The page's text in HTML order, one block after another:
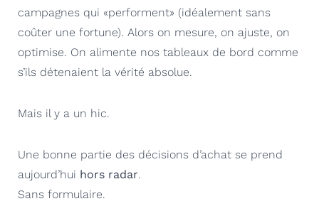
campagnes qui «performent» (idéalement sans
coûter une fortune). Alors on mesure, on ajuste, on
optimise. On alimente nos tableaux de bord comme
s’ils détenaient la vérité absolue.
Mais il y a un hic.
Une bonne partie des décisions d’achat se prend
aujourd’hui hors radar.
Sans formulaire.